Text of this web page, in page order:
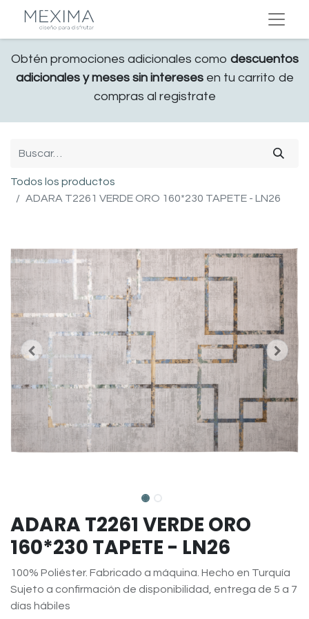
Obtén promociones adicionales como descuentos
adicionales y meses sin interesesen tu carrito de
compras al registrate
Todos los productos
ADARA T2261 VERDE ORO 160*230 TAPETE - LN26
ADARA T2261 VERDE ORO
160*230 TAPETE - LN26
100% Poliéster. Fabricado a máquina. Hecho en Turquía
Sujeto a confirmación de disponibilidad, entrega de 5 a 7
días hábiles